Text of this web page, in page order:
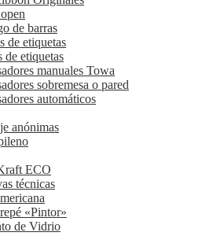
de barras
de etiquetas
de etiquetas
manuales Towa
sobremesa o pared
automáticos
anónimas
ECO
técnicas
«Pintor»
de Vidrio